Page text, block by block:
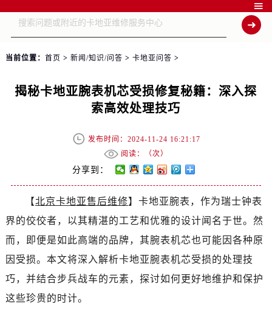

当前位置： 首页 > 新闻/知识/问答 > 卡地亚问答 >
揭秘卡地亚腕表机芯受损修复秘籍：深入探
索高效处理技巧
发布时间：2024-11-24 16:21:17
阅读：（次）
分享到：
【北京卡地亚售后维修】卡地亚腕表，作为瑞士钟表
界的佼佼者，以其精湛的工艺和优雅的设计闻名于世。然
而，即便是如此高端的品牌，其腕表机芯也可能因各种原
因受损。本文将深入解析卡地亚腕表机芯受损的处理技
巧，并结合步兵战车的元素，探讨如何更好地维护和保护
这些珍贵的时计。